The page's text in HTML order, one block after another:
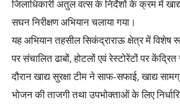
जिलाधिकारी अतुल वत्स के निर्देशों के क्रम में खाद्य
सघन निरीक्षण अभियान चलाया गया।
यह अभियान तहसील सिकंद्राराऊ क्षेत्र में
पर संचालित ढाबों, होटलों एवं रेस्टोरेंटों पर केंद्रित
दौरान खाद्य सुरक्षा टीम ने साफ-सफाई, खाद्य
भोजन की ताजगी तथा उपभोक्ताओं के लिए